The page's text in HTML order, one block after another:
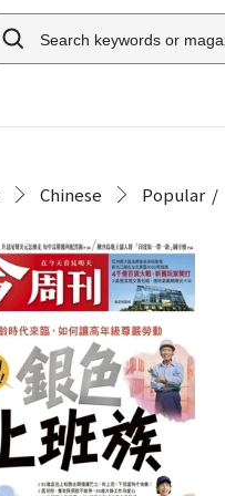
Chinese Popular